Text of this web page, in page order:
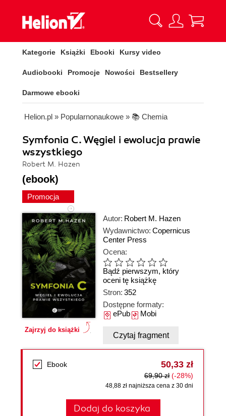
Kategorie Książki Ebooki Kursy video
Audiobooki Promocje Nowości Bestsellery
Darmowe ebooki
Helion.pl » Popularnonaukowe » 📚 Chemia
Symfonia C. Węgiel i ewolucja prawie
wszystkiego
Robert M. Hazen
(ebook)
Promocja
Zajrzyj do książki
Autor: Robert M. Hazen
Wydawnictwo: Copernicus
Center Press
Ocena:
Bądź pierwszym, który
oceni tę książkę
Stron: 352
Dostępne formaty:
ePubMobi
Czytaj fragment
Ebook 50,33 zł
69,90 zł (-28%)
48,88 zł najniższa cena z 30 dni
Dodaj do koszyka